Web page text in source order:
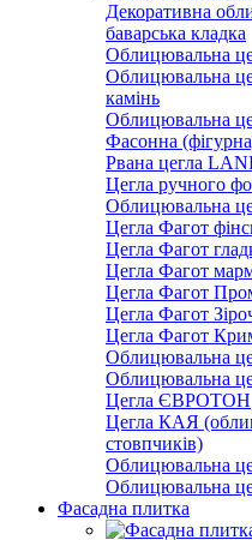
Декоративна
баварська кладка
Облицювальна
Облицювальна
камінь
Облицювальна
Фасонна
Рвана цегла
Цегла ручного
Облицювальна
Цегла Фагот
Цегла Фагот
Цегла Фагот
Цегла Фагот
Цегла Фагот
Цегла Фагот
Облицювальна
Облицювальна
Цегла ЄВРОТОН
Цегла КАЯ
стовпчиків)
Облицювальна
Облицювальна
Фасадна плитка